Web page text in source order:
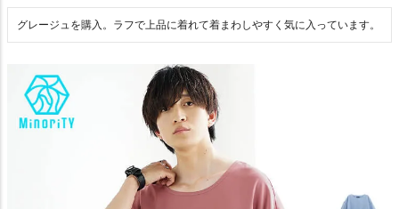
グレージュを購入。ラフで上品に着れて着まわしやすく気に入っています。